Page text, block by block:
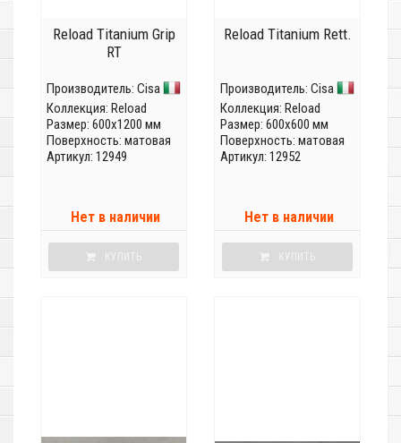
Reload Titanium Grip
RT
Производитель: Cisa
Коллекция: Reload
Размер: 600x1200 мм
Поверхность: матовая
Артикул: 12949
Нет в наличии
КУПИТЬ
Reload Titanium Rett.
Производитель: Cisa
Коллекция: Reload
Размер: 600x600 мм
Поверхность: матовая
Артикул: 12952
Нет в наличии
КУПИТЬ